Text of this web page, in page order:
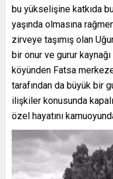
bu yükselişine katkıda
yaşında olmasına
zirveye taşımış olan
bir onur ve gurur
köyünden Fatsa
tarafından da büyük bir
ilişkiler konusunda
özel hayatını